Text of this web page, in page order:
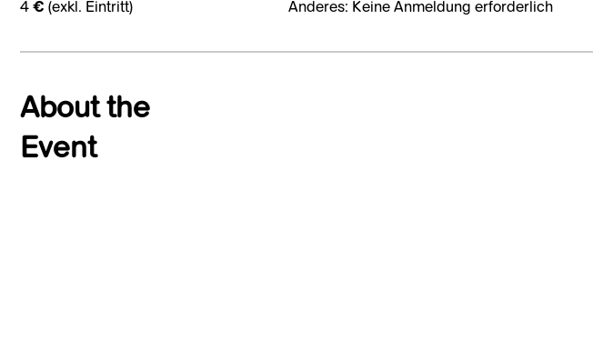
4 € (exkl. Eintritt)
Anderes: Keine Anmeldung erforderlich
About the
Event